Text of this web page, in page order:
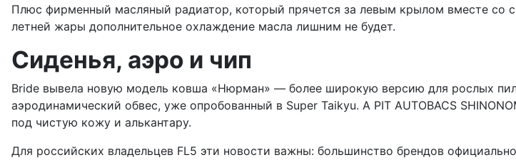
Плюс фирменный масляный радиатор, который прячется за левым крылом вместе со
летней жары дополнительное охлаждение масла лишним не будет.
Сиденья, аэро и чип
Bride вывела новую модель ковша «Нюрман» — более широкую версию для рослых
аэродинамический обвес, уже опробованный в Super Taikyu. A PIT AUTOBACS
под чистую кожу и алькантару.
Для российских владельцев FL5 эти новости важны: большинство брендов